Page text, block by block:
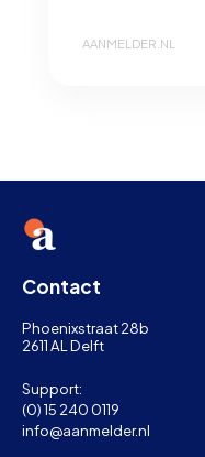
AANMELDER.NL
Contact
Phoenixstraat 28b
2611 AL Delft
Support:
(0) 15 240 0119
info@aanmelder.nl